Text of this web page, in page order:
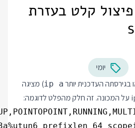
קלט בעזרת
יומי
בגירסתה העדכנית יותר ip a) מציגה